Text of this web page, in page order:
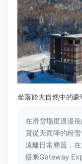
坐落於大自然中的豪
在滑雪場度過漫
賞從天而降的粉
遠離日常塵囂，在
搭乘Gateway